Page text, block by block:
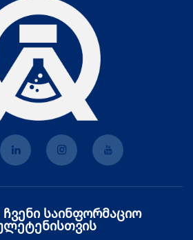
საინფორმაციო